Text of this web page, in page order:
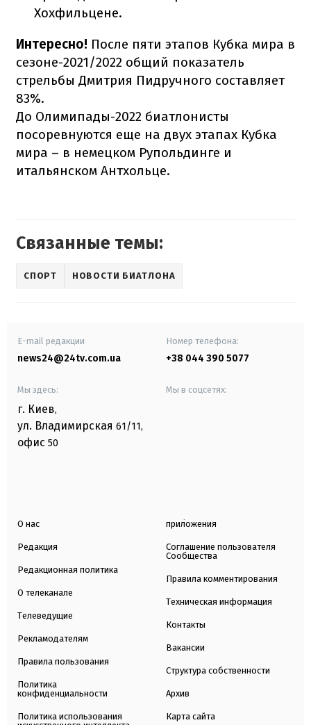
Хохфильцене.
Интересно! После пяти этапов Кубка мира в
сезоне-2021/2022 общий показатель
стрельбы Дмитрия Пидручного составляет
83%.
До Олимипады-2022 биатлонисты
посоревнуются еще на двух этапах Кубка
мира – в немецком Рупольдинге и
итальянском Антхольце.
Связанные темы:
СПОРТ НОВОСТИ БИАТЛОНА
E-mail редакции
news24@24tv.com.ua
Номер телефона:
+38 044 390 5077
Мы здесь:
г. Киев,
ул. Владимирская 61/11,
офис 50
Мы в соцсетях:
О нас
Редакция
Редакционная политика
О телеканале
Телеведущие
Рекламодателям
Правила пользования
Политика
конфиденциальности
Политика использования
приложения
Соглашение пользователя
Сообщества
Правила комментирования
Техническая информация
Контакты
Вакансии
Структура собственности
Архив
Карта сайта